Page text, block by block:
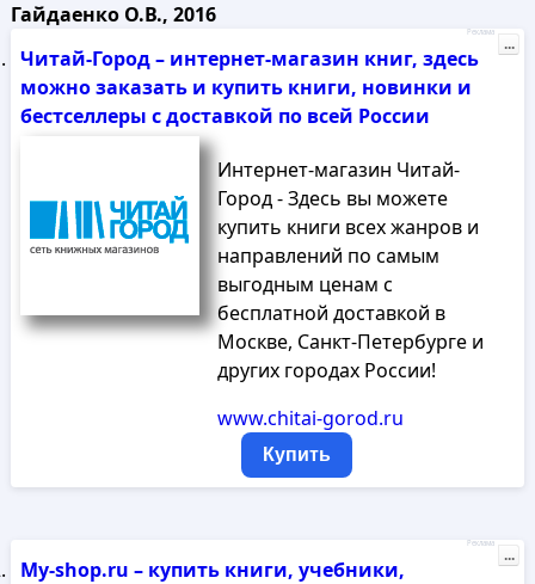
Гайдаенко О.В., 2016
Читай-Город – интернет-магазин книг, здесь
можно заказать и купить книги, новинки и
бестселлеры с доставкой по всей России
Интернет-магазин Читай-
Город - Здесь вы можете
купить книги всех жанров и
направлений по самым
выгодным ценам с
бесплатной доставкой в
Москве, Санкт-Петербурге и
других городах России!
www.chitai-gorod.ru
Купить
Реклама
...
My-shop.ru – купить книги, учебники,
Реклама
...